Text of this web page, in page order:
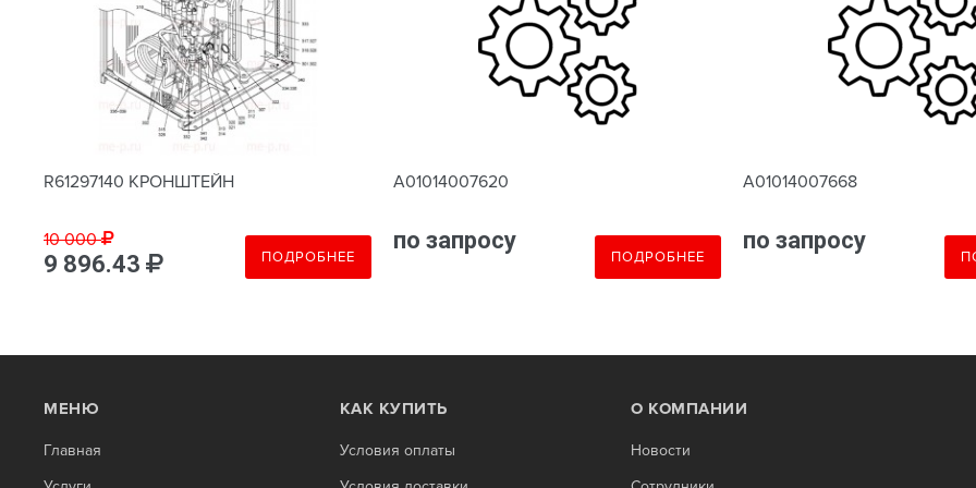
R61297140 КРОНШТЕЙН
10 000
9 896.43 ПОДРОБНЕЕ
A01014007620
по запросу
ПОДРОБНЕЕ
A01014007668
по запросу
МЕНЮ
Главная
КАК КУПИТЬ
Условия оплаты
О КОМПАНИИ
Новости